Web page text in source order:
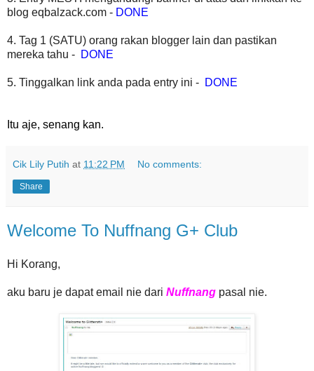
blog eqbalzack.com - DONE
4. Tag 1 (SATU) orang rakan blogger lain dan pastikan
mereka tahu - DONE
5. Tinggalkan link anda pada entry ini - DONE
Itu aje, senang kan.
Cik Lily Putih at 11:22 PM No comments:
Share
Welcome To Nuffnang G+ Club
Hi Korang,
aku baru je dapat email nie dari Nuffnang pasal nie.